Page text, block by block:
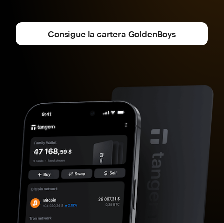
Consigue la cartera GoldenBoys